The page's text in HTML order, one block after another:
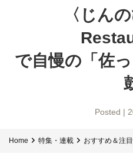
〈じん
で自慢の「佐
Posted |
Home 特集・連載 おすすめ＆注